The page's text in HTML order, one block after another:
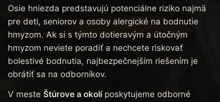
Osie hniezda predstavujú potenciálne riziko najmä
pre deti, seniorov a osoby alergické na bodnutie
hmyzom. Ak si s týmto dotieravým a útočným
hmyzom neviete poradiť a nechcete riskovať
bolestivé bodnutia, najbezpečnejším riešením je
obrátiť sa na odborníkov.
V meste Štúrove a okolíposkytujeme odborné